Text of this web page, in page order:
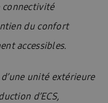
du confort
accessibles.
unité extérieure
d’ECS,